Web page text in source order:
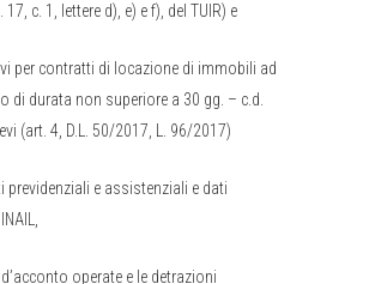
17, c. 1, lettere d), e) e f), del TUIR) e
per contratti di locazione di immobili ad
di durata non superiore a 30 gg. – c.d.
(art. 4, D.L. 50/2017, L. 96/2017)
previdenziali e assistenziali e dati
operate e le detrazioni